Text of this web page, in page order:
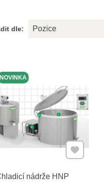
dle: Pozice
nádrže HNP
NOVINKA
Přidat k